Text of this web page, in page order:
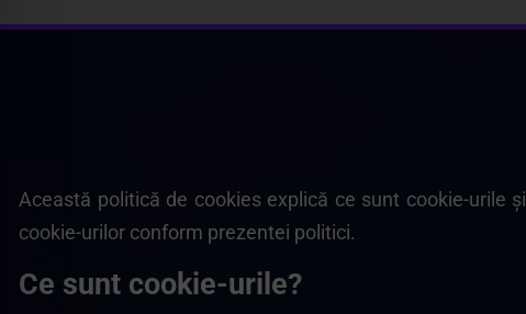
Această politică de cookies explică ce sunt cookie-urile
cookie-urilor conform prezentei politici.
Ce sunt cookie-urile?